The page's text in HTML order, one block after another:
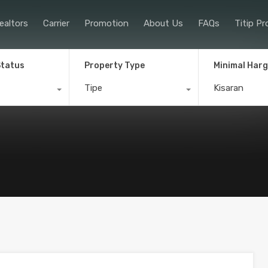
Carrier Promotion About Us FAQs Titip
Property Type
Tipe
Minimal
Kisaran